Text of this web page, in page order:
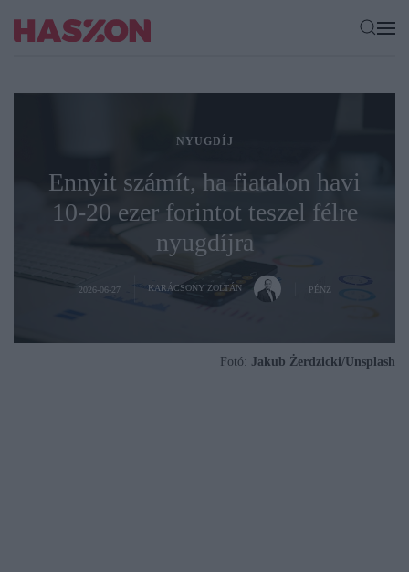
NYUGDÍJ
Ennyit számít, ha fiatalon havi
10-20 ezer forintot teszel félre
nyugdíjra
2026-06-27 KARÁCSONY ZOLTÁN PÉNZ
Fotó: Jakub Żerdzicki/Unsplash